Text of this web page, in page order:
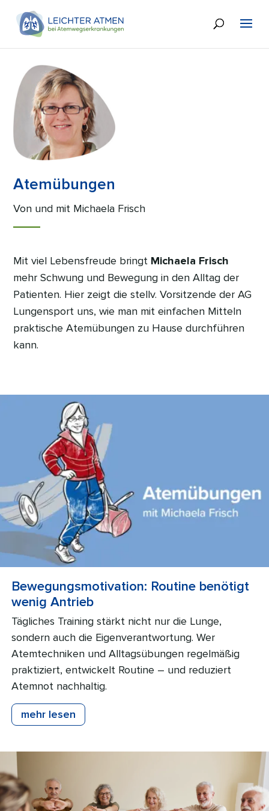
Atemübungen
Von und mit Michaela Frisch
Mit viel Lebensfreude bringt Michaela Frisch
mehr Schwung und Bewegung in den Alltag der
Patienten. Hier zeigt die stellv. Vorsitzende der AG
Lungensport uns, wie man mit einfachen Mitteln
praktische Atemübungen zu Hause durchführen
kann.
Bewegungsmotivation: Routine benötigt
wenig Antrieb
Tägliches Training stärkt nicht nur die Lunge,
sondern auch die Eigenverantwortung. Wer
Atemtechniken und Alltagsübungen regelmäßig
praktiziert, entwickelt Routine – und reduziert
Atemnot nachhaltig.
mehr lesen